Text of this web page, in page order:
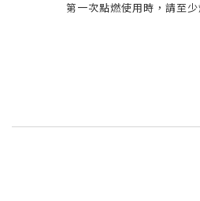
第一次點燃使用時，請至